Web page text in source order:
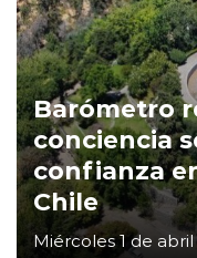
Barómetro
conciencia
confianza
Chile
Miércoles 1 de